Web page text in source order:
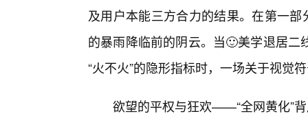
及用户本能三方合力的结果。在第一
的暴雨降临前的阴云。当🙂美学退居
“火不火”的隐形指标时，一场关于视觉
欲望的平权与狂欢——“全网黄化”